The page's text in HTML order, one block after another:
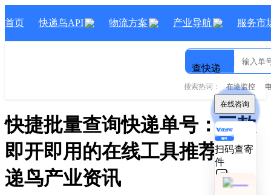
在线咨询
扫码查寄
件
技术对接
首页 快递鸟API 物流方案 产业导航 服务市
查快递
搜索热词： 在途监控
快捷批量查询快递单号：三款
即开即用的在线工具推荐- 快
递鸟产业资讯
在线咨询
扫码查寄
件
技术对接